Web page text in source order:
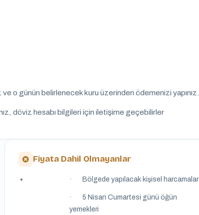
o günün belirlenecek kuru üzerinden ödemenizi yapınız.
döviz hesabı bilgileri için iletişime geçebilirler
Fiyata Dahil Olmayanlar
· Bölgede yapılacak kişisel harcamalar
· 5 Nisan Cumartesi günü öğün
yemekleri